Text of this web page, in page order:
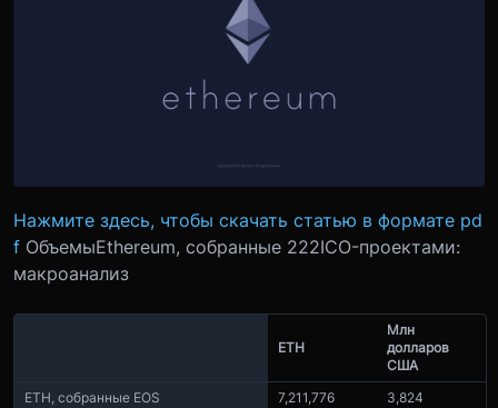
Нажмите здесь, чтобы скачать статью в формате pd
f ОбъемыEthereum, собранные 222ICO-проектами:
макроанализ
ETH
Млн
долларов
США
ETH, собранные EOS
7,211,776
3,824